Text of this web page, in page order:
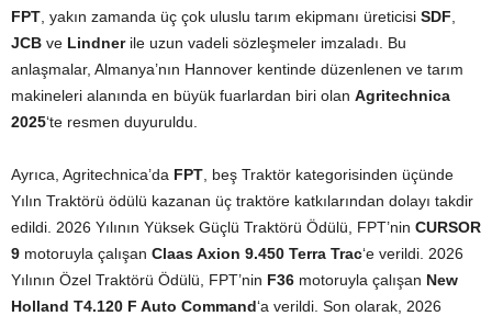
FPT , yakın zamanda üç çok uluslu tarım ekipmanı üreticisi SDF
JCB ve Lindnerile uzun vadeli sözleşmeler imzaladı. Bu
anlaşmalar, Almanya’nın Hannover kentinde düzenlenen ve tarım
makineleri alanında en büyük fuarlardan biri olan Agritechnica
2025‘te resmen duyuruldu.
Ayrıca, Agritechnica’da FPT , beş Traktör kategorisinden üçünde
Yılın Traktörü ödülü kazanan üç traktöre katkılarından dolayı takdir
edildi. 2026 Yılının Yüksek Güçlü Traktörü Ödülü, FPT’nin CURSOR
9 motoruyla çalışan Claas Axion 9.450 Terra Trac‘e verildi. 2026
Yılının Özel Traktörü Ödülü, FPT’nin F36 motoruyla çalışan New
Holland T4.120 F Auto Command‘a verildi. Son olarak, 2026